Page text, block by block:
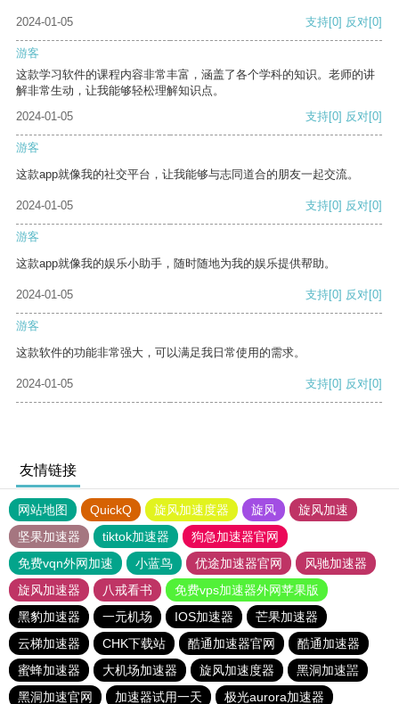
2024-01-05 支持[0] 反对[0]
游客
这款学习软件的课程内容非常丰富，涵盖了各个学科的知识。老师的讲
解非常生动，让我能够轻松理解知识点。
2024-01-05
支持[0] 反对[0]
游客
这款app就像我的社交平台，让我能够与志同道合的朋友一起交流。
2024-01-05 支持[0] 反对[0]
游客
这款app就像我的娱乐小助手，随时随地为我的娱乐提供帮助。
2024-01-05 支持[0] 反对[0]
游客
这款软件的功能非常强大，可以满足我日常使用的需求。
2024-01-05 支持[0] 反对[0]
友情链接
网站地图 QuickQ 旋风加速度器 旋风
旋风加速
坚果加速器
tiktok加速器
狗急加速器官网
免费vqn外网加速
小蓝鸟 优途加速器官网
风驰加速器
旋风加速器
八戒看书
免费vps加速器外网苹果版
黑豹加速器
一元机场 IOS加速器
芒果加速器
云梯加速器
CHK下载站 酷通加速器官网
酷通加速器
蜜蜂加速器
大机场加速器 旋风加速度器
黑洞加速噐
黑洞加速官网
加速器试用一天 极光aurora加速器